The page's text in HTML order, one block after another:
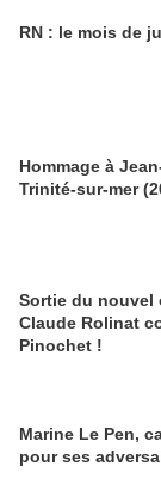
RN : le mois de
Hommage à
Trinité-sur-mer
Sortie du nouvel
Claude Rolinat
Pinochet !
Marine Le Pen,
pour ses